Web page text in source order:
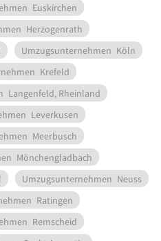
Euskirchen
Herzogenrath
Umzugsunternehmen Köln
Krefeld
Langenfeld, Rheinland
Leverkusen
Meerbusch
Mönchengladbach
Umzugsunternehmen Neuss
Ratingen
Remscheid